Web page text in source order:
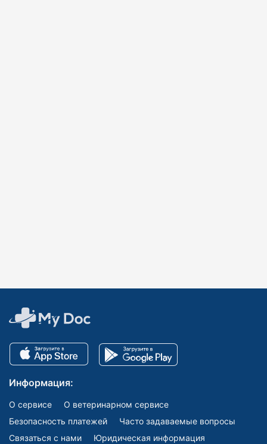
Информация:
О сервисе
О ветеринарном сервисе
Безопасность платежей
Часто задаваемые вопросы
Связаться с нами
Юридическая информация